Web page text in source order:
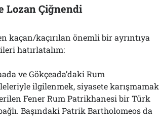
Lozan Çiğnendi
kaçan/kaçırılan önemli bir ayrıntıya
hatırlatalım:
ve Gökçeada’daki Rum
ilgilenmek, siyasete karışmamak
Fener Rum Patrikhanesi bir Türk
Başındaki Patrik Bartholomeos da